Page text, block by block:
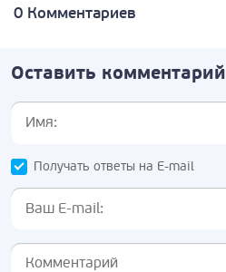
0 Комментариев
Оставить комментарий
Получать ответы на E-mail